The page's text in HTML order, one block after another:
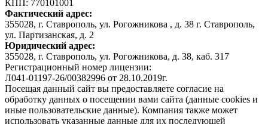
КПП: 770101001
Фактический адрес:
355028, г. Ставрополь, ул. Рогожникова , д. 38 г. Ставрополь,
ул. Партизанская, д. 2
Юридический адрес:
355028, г. Ставрополь, ул. Рогожникова, д. 38, каб. 317
Регистрационный номер лицензии:
Л041-01197-26/00382996 от 28.10.2019г.
Посещая данный сайт вы предоставляете согласие на
обработку данных о посещении вами сайта (данные cookies и
иные пользовательские данные). Компания также может
использовать указанные данные для их последующей